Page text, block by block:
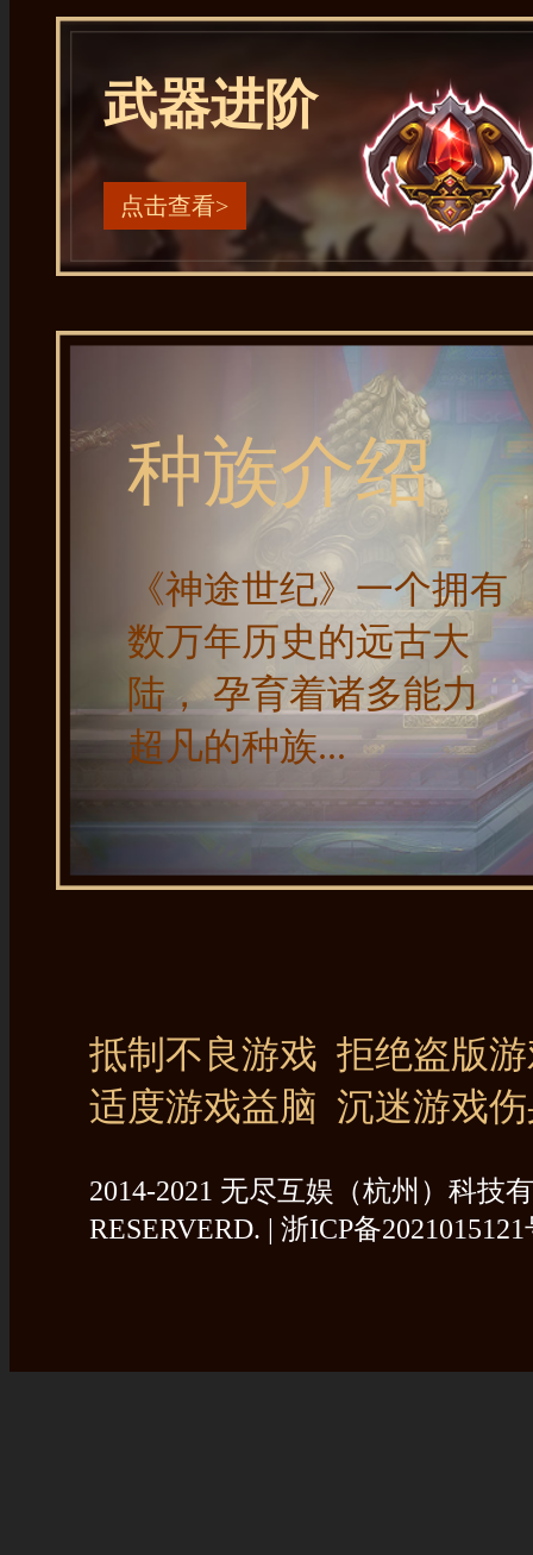
武器进阶
点击查看>
种族介绍
《神途世纪》一个拥有
数万年历史的远古大
陆， 孕育着诸多能力
超凡的种族...
抵制不良游戏 拒绝盗版
适度游戏益脑 沉迷游戏
2014-2021 无尽互娱（杭州）科技
RESERVERD. |浙ICP备